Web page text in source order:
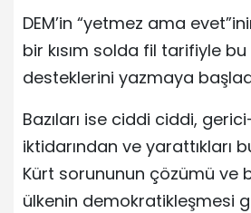
DEM’in “yetmez ama
bir kısım solda fil tarifiyle bu
desteklerini yazmaya
Bazıları ise ciddi ciddi,
iktidarından ve yarattıkları
Kürt sorununun çözümü ve
ülkenin demokratikleşmesi